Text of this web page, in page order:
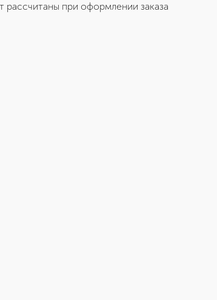
рассчитаны при оформлении заказа